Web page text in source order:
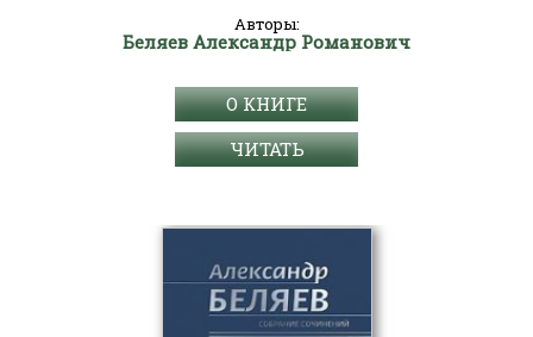
Авторы:
Беляев Александр Романович
О КНИГЕ
ЧИТАТЬ